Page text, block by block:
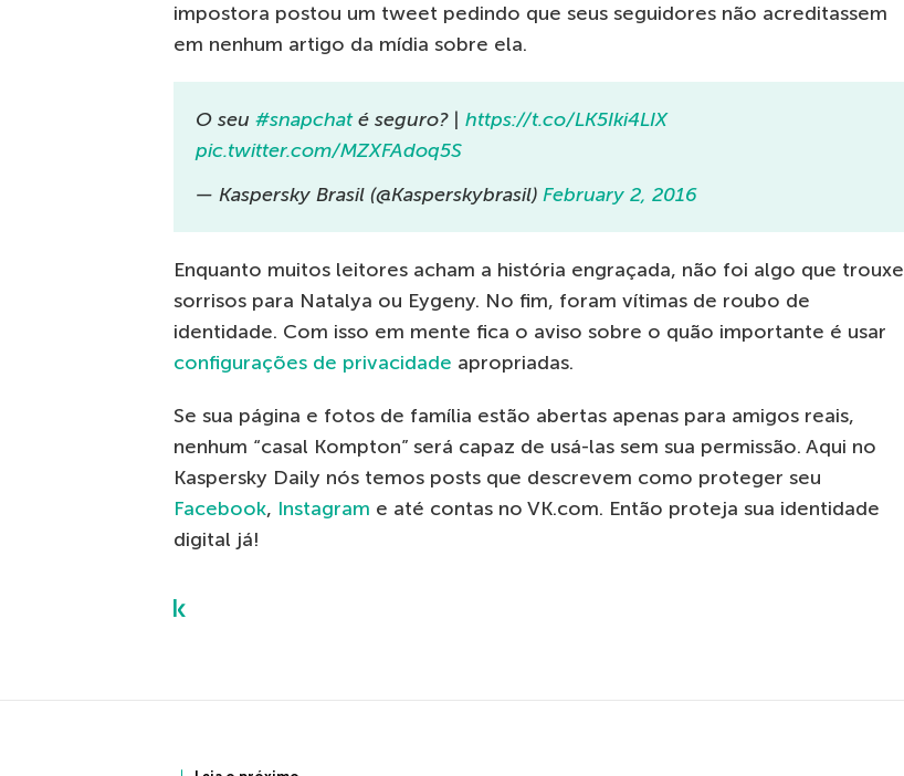
impostora postou um tweet pedindo que seus seguidores não acreditassem
em nenhum artigo da mídia sobre ela.
O seu #snapchaté seguro? | https://t.co/LK5Iki4LIX
pic.twitter.com/MZXFAdoq5S
— Kaspersky Brasil (@Kasperskybrasil) February 2, 2016
Enquanto muitos leitores acham a história engraçada, não foi algo que trouxe
sorrisos para Natalya ou Eygeny. No fim, foram vítimas de roubo de
identidade. Com isso em mente fica o aviso sobre o quão importante é usar
configurações de privacidade apropriadas.
Se sua página e fotos de família estão abertas apenas para amigos reais,
nenhum “casal Kompton” será capaz de usá-las sem sua permissão. Aqui no
Kaspersky Daily nós temos posts que descrevem como proteger seu
Facebook, Instagram e até contas no VK.com. Então proteja sua identidade
digital já!